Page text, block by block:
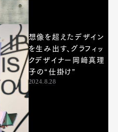
想像を超えたデザイン
を生み出す、グラフィッ
クデザイナー岡﨑真理
子の“仕掛け”
2024.8.28